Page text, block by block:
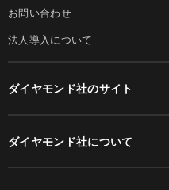
お問い合わせ
法人導入について
ダイヤモンド社のサイト
ダイヤモンド社について